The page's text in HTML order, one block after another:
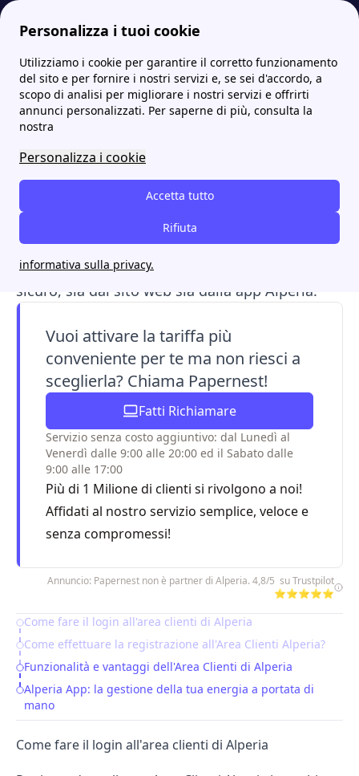
Personalizza i tuoi cookie
Utilizziamo i cookie per garantire il corretto funzionamento
del sito e per fornire i nostri servizi e, se sei d'accordo, a
scopo di analisi per migliorare i nostri servizi e offrirti
annunci personalizzati. Per saperne di più, consulta la
nostra
Personalizza i cookie
Accetta tutto
Rifiuta
informativa sulla privacy.
Papernest.it MoreAlperia Area Clienti Alperia: ecco tutto ciò che devi sapere
Area Clienti Alperia: ecco
tutto ciò che devi sapere
L’Area Clienti Alperia permette di gestire in
autonomia la fornitura di luce e gas: è possibile
consultare e scaricare le bollette, monitorare i
consumi, comunicare l’autolettura e aggiornare
i propri dati personali in modo semplice e
sicuro, sia dal sito web sia dalla app Alperia.
Vuoi attivare la tariffa più
conveniente per te ma non riesci a
sceglierla? Chiama Papernest!
Fatti Richiamare
Servizio senza costo aggiuntivo: dal Lunedì al
Venerdì dalle 9:00 alle 20:00 ed il Sabato dalle
9:00 alle 17:00
Più di 1 Milione di clienti si rivolgono a noi!
Affidati al nostro servizio semplice, veloce e
senza compromessi!
Annuncio: Papernest non è partner di Alperia. 4,8/5 su Trustpilot
⭐⭐⭐⭐⭐
Table of Contents
Come fare il login all'area clienti di Alperia
Come effettuare la registrazione all'Area Clienti Alperia?
Funzionalità e vantaggi dell'Area Clienti di Alperia
Alperia App: la gestione della tua energia a portata di
mano
Come fare il login all'area clienti di Alperia